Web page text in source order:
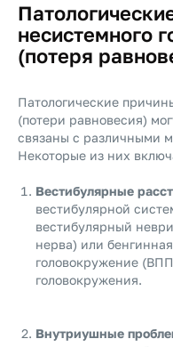
несистемного
(потеря
Патологические
(потери равновесия)
связаны с различными
Некоторые из них
Вестибулярные
вестибулярной
вестибулярный
нерва) или
головокружение
головокружения.
Внутриушные